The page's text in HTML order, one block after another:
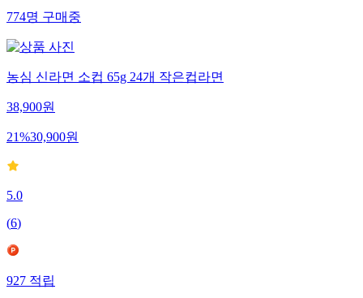
774명구매중
농심 신라면 소컵 65g 24개 작은컵라면
38,900원
21%30,900원
5.0
(6)
927적립